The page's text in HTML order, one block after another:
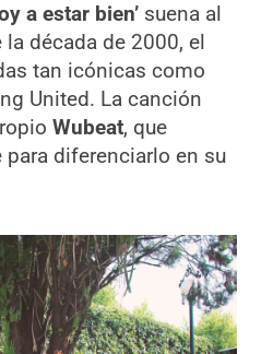
a estar bien’ suena al
década de 2000, el
tan icónicas como
United. La canción
Wubeat, que
diferenciarlo en su